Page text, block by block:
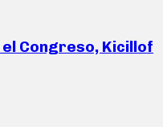
Congreso, Kicillof